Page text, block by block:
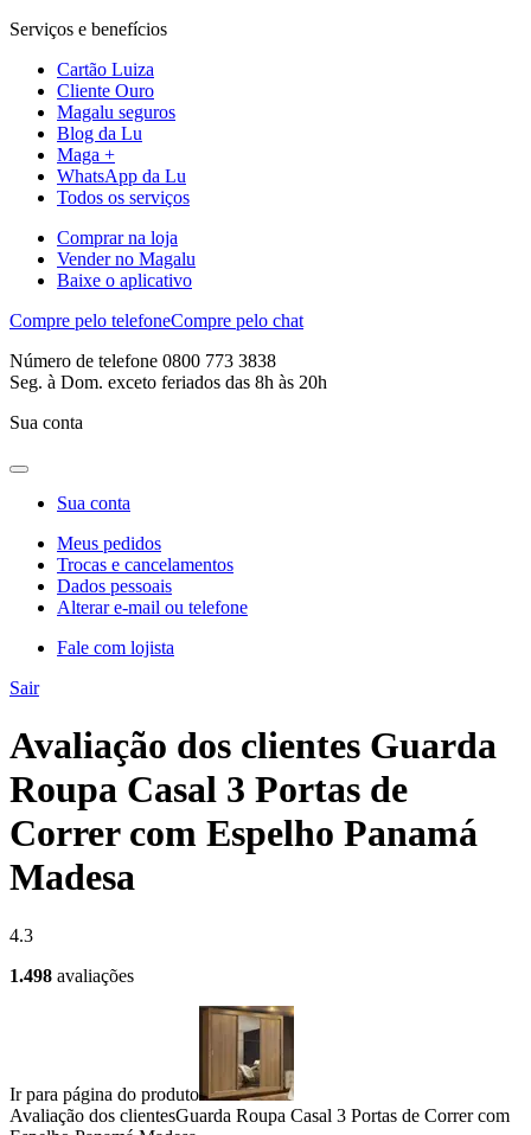
Serviços e benefícios
Cartão Luiza
Cliente Ouro
Magalu seguros
Blog da Lu
Maga +
WhatsApp da Lu
Todos os serviços
Comprar na loja
Vender no Magalu
Baixe o aplicativo
Compre pelo telefoneCompre pelo chat
Número de telefone 0800 773 3838
Seg. à Dom. exceto feriados das 8h às 20h
Sua conta
Sua conta
Meus pedidos
Trocas e cancelamentos
Dados pessoais
Alterar e-mail ou telefone
Fale com lojista
Sair
Avaliação dos clientes Guarda
Roupa Casal 3 Portas de
Correr com Espelho Panamá
Madesa
4.3
1.498 avaliações
Ir para página do produto
Avaliação dos clientesGuarda Roupa Casal 3 Portas de Correr com